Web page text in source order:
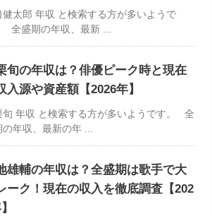
健太郎 年収 と検索する方が多いようで
全盛期の年収、最新 ...
旬の年収は？俳優ピーク時と現在
入源や資産額【2026年】
旬 年収 と検索する方が多いようです。 全
年収、最新の年 ...
雄輔の年収は？全盛期は歌手で大
ーク！現在の収入を徹底調査【202